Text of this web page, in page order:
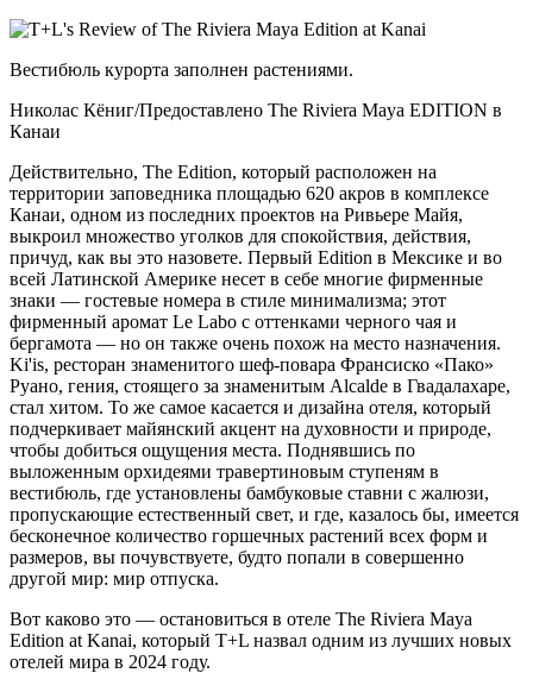
Вестибюль курорта заполнен растениями.
Николас Кёниг/Предоставлено The Riviera Maya EDITION в
Канаи
Действительно, The Edition, который расположен на
территории заповедника площадью 620 акров в комплексе
Канаи, одном из последних проектов на Ривьере Майя,
выкроил множество уголков для спокойствия, действия,
причуд, как вы это назовете. Первый Edition в Мексике и во
всей Латинской Америке несет в себе многие фирменные
знаки — гостевые номера в стиле минимализма; этот
фирменный аромат Le Labo с оттенками черного чая и
бергамота — но он также очень похож на место назначения.
Ki'is, ресторан знаменитого шеф-повара Франсиско «Пако»
Руано, гения, стоящего за знаменитым Alcalde в Гвадалахаре,
стал хитом. То же самое касается и дизайна отеля, который
подчеркивает майянский акцент на духовности и природе,
чтобы добиться ощущения места. Поднявшись по
выложенным орхидеями травертиновым ступеням в
вестибюль, где установлены бамбуковые ставни с жалюзи,
пропускающие естественный свет, и где, казалось бы, имеется
бесконечное количество горшечных растений всех форм и
размеров, вы почувствуете, будто попали в совершенно
другой мир: мир отпуска.
Вот каково это — остановиться в отеле The Riviera Maya
Edition at Kanai, который T+L назвал одним из лучших новых
отелей мира в 2024 году.